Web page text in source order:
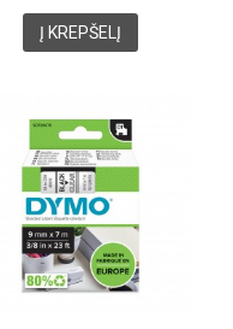
Į KREPŠELĮ